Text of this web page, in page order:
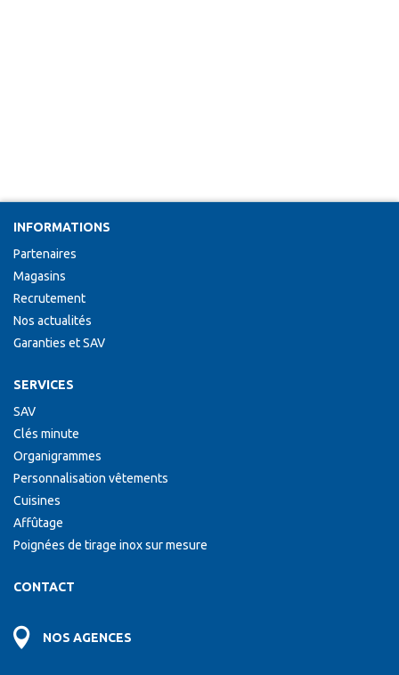
INFORMATIONS
Partenaires
Magasins
Recrutement
Nos actualités
Garanties et SAV
SERVICES
SAV
Clés minute
Organigrammes
Personnalisation vêtements
Cuisines
Affûtage
Poignées de tirage inox sur mesure
CONTACT
NOS AGENCES